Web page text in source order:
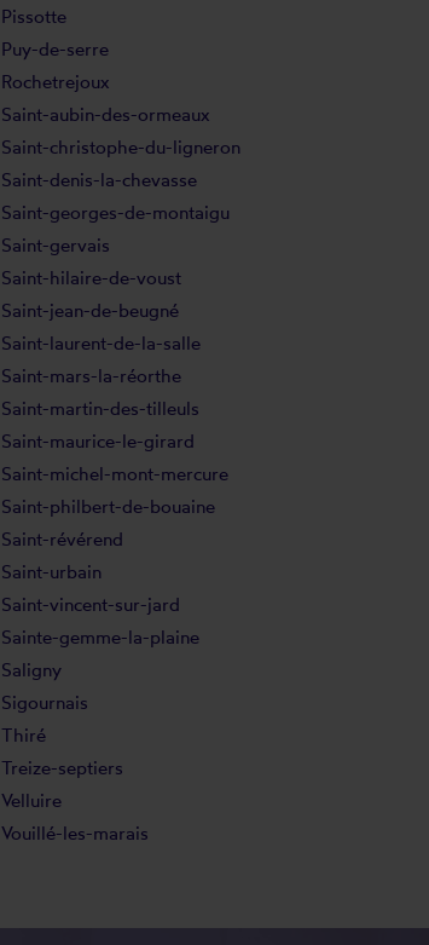
Pissotte
Puy-de-serre
Rochetrejoux
Saint-aubin-des-ormeaux
Saint-christophe-du-ligneron
Saint-denis-la-chevasse
Saint-georges-de-montaigu
Saint-gervais
Saint-hilaire-de-voust
Saint-jean-de-beugné
Saint-laurent-de-la-salle
Saint-mars-la-réorthe
Saint-martin-des-tilleuls
Saint-maurice-le-girard
Saint-michel-mont-mercure
Saint-philbert-de-bouaine
Saint-révérend
Saint-urbain
Saint-vincent-sur-jard
Sainte-gemme-la-plaine
Saligny
Sigournais
Thiré
Treize-septiers
Velluire
Vouillé-les-marais